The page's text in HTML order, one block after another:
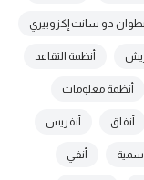
أنطوان دو سانت إكزوبيري
أنظمة التقاعد
أنظمة معلومات
أنفاق أنفريس
أنفي